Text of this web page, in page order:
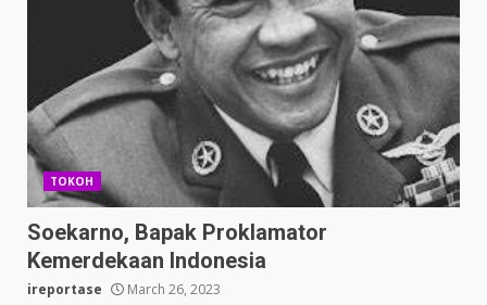
TOKOH
Soekarno, Bapak Proklamator
Kemerdekaan Indonesia
ireportase March 26, 2023